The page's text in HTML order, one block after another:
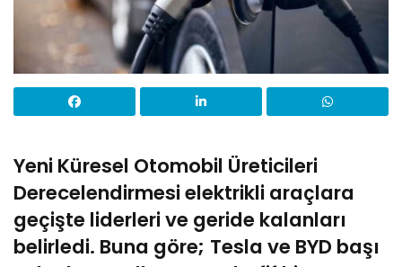
Yeni Küresel Otomobil Üreticileri
Derecelendirmesi elektrikli araçlara
geçişte liderleri ve geride kalanları
belirledi. Buna göre; Tesla ve BYD başı